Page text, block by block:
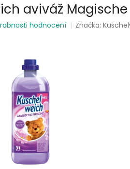
aviváž Magische
hodnocení Značka: